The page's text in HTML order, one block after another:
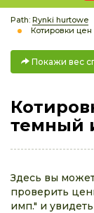
Path: Rynki hurtowe
Котировки
Покажи вес
темный
Здесь вы
проверить
имп." и